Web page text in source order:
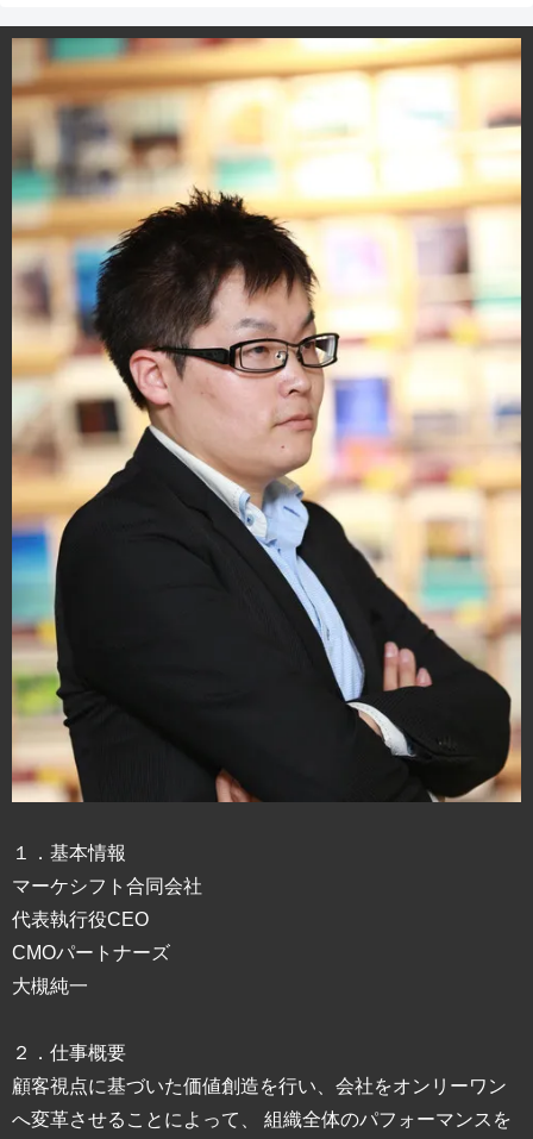
１．基本情報
マーケシフト合同会社
代表執行役CEO
CMOパートナーズ
大槻純一
２．仕事概要
顧客視点に基づいた価値創造を行い、会社をオンリーワン
へ変革させることによって、 組織全体のパフォーマンスを